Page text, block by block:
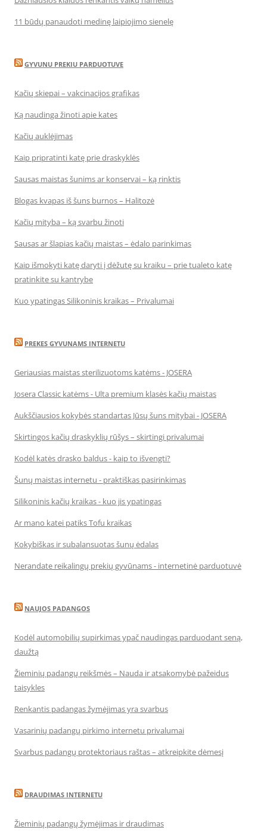
11 būdų panaudoti medinę laipiojimo sienelę
GYVUNU PREKIU PARDUOTUVE
Kačių skiepai – vakcinacijos grafikas
Ką naudinga žinoti apie kates
Kačių auklėjimas
Kaip pripratinti katę prie draskyklės
Sausas maistas šunims ar konservai – ką rinktis
Blogas kvapas iš šuns burnos – Halitozė
Kačių mityba – ką svarbu žinoti
Sausas ar šlapias kačių maistas – ėdalo parinkimas
Kaip išmokyti katę daryti į dėžutę su kraiku – prie tualeto katę
pratinkite su kantrybe
Kuo ypatingas Silikoninis kraikas – Privalumai
PREKES GYVUNAMS INTERNETU
Geriausias maistas sterilizuotoms katėms - JOSERA
Josera Classic katėms - Ulta premium klasės kačių maistas
Aukščiausios kokybės standartas Jūsų šuns mitybai - JOSERA
Skirtingos kačių draskyklių rūšys – skirtingi privalumai
Kodėl katės drasko baldus - kaip to išvengti?
Šunų maistas internetu - praktiškas pasirinkimas
Silikoninis kačių kraikas - kuo jis ypatingas
Ar mano katei patiks Tofu kraikas
Kokybiškas ir subalansuotas šunų ėdalas
Nerandate reikalingų prekių gyvūnams - internetinė parduotuvė
NAUJOS PADANGOS
Kodėl automobilių supirkimas ypač naudingas parduodant seną,
daužtą
Žieminių padangų reikšmės – Nauda ir atsakomybė pažeidus
taisykles
Renkantis padangas žymėjimas yra svarbus
Vasarinių padangų pirkimo internetu privalumai
Svarbus padangų protektoriaus raštas – atkreipkite dėmesį
DRAUDIMAS INTERNETU
Žieminių padangų žymėjimas ir draudimas